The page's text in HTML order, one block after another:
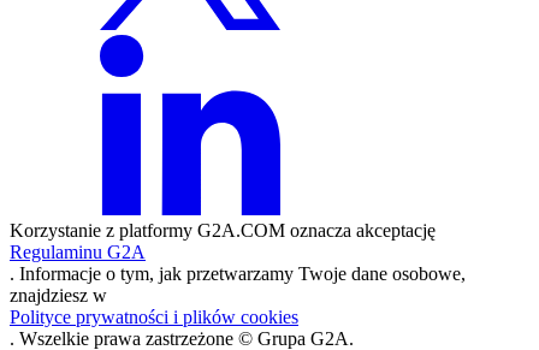
Korzystanie z platformy G2A.COM oznacza akceptację
Regulaminu G2A
. Informacje o tym, jak przetwarzamy Twoje dane osobowe,
znajdziesz w
Polityce prywatności i plików cookies
. Wszelkie prawa zastrzeżone © Grupa G2A.